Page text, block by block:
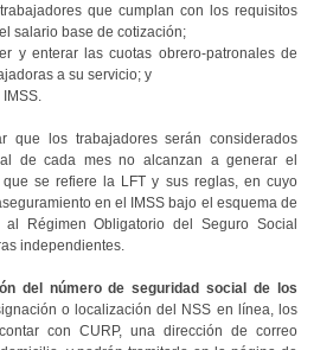
que cumplan con los requisitos
salario base de cotización;
y enterar las cuotas obrero-patronales de
a su servicio; y
que los trabajadores serán considerados
de cada mes no alcanzan a generar el
se refiere la LFT y sus reglas, en cuyo
en el IMSS bajo el esquema de
al Régimen Obligatorio del Seguro Social
independientes.
del número de seguridad social de los
o localización del NSS en línea, los
con CURP, una dirección de correo